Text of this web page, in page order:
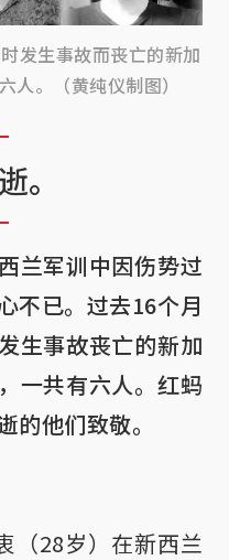
发生事故而丧亡的新加
人。（黄纯仪制图）
。
兰军训中因伤势过
不已。过去16个月
生事故丧亡的新加
一共有六人。红蚂
的他们致敬。
（28岁）在新西兰